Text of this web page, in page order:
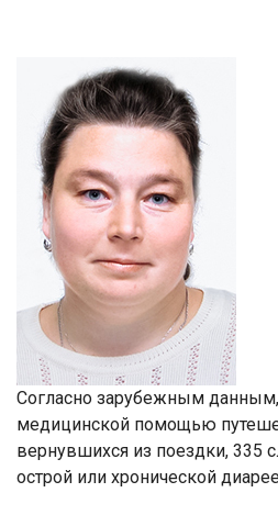
Согласно зарубежным
медицинской помощью
вернувшихся из поездки, 335
острой или хронической